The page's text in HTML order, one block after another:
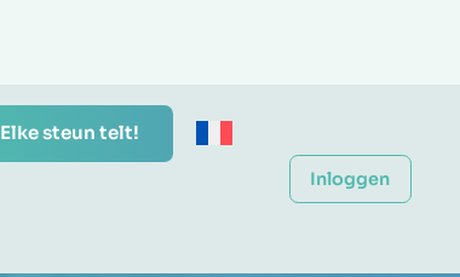
Elke steun telt!
Inloggen